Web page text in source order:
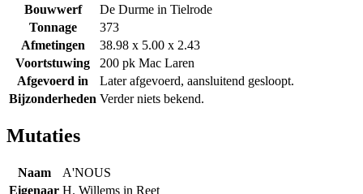
Bouwwerf
De Durme in Tielrode
Tonnage
373
Afmetingen
38.98 x 5.00 x 2.43
Voortstuwing
200 pk Mac Laren
Afgevoerd in
Later afgevoerd, aansluitend gesloopt.
Bijzonderheden Verder niets bekend.
Mutaties
Naam
A'NOUS
Eigenaar H. Willems in Reet